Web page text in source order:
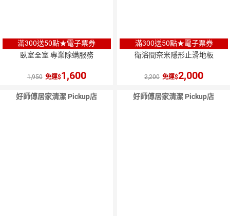
滿300送50點★電子票券
臥室全室 專業除螨服務
1,950 免運 1,600
滿300送50點★電子票券
衛浴間奈米隱形止滑地板
2,200 免運 2,000
好師傅居家清潔 Pickup店 好師傅居家清潔 Pickup店